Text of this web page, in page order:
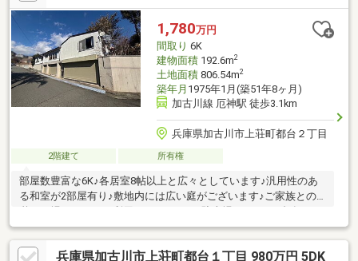
1,780万円
間取り 6K
建物面積192.6m2
土地面積806.54m2
築年月 1975年1月(築51年8ヶ月)
加古川線 厄神駅 徒歩3.1km
兵庫県加古川市上荘町都台２丁目
2階建て 所有権
部屋数豊富な6K♪各居室8帖以上と広々としています♪汎用性のあ
る和室が2部屋有り♪敷地内には広い庭がございます♪ご家族との
憩いの場としてもご利用いただけます♪駐車場スペース4台有り♪
兵庫県加古川市上荘町都台１丁目 980万円 5DK